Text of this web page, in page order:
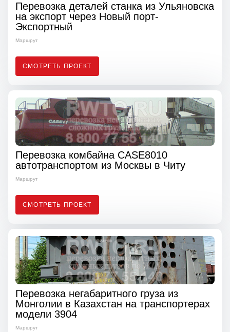
Перевозка деталей станка из Ульяновска
на экспорт через Новый порт-
Экспортный
Маршрут
СМОТРЕТЬ ПРОЕКТ
Перевозка комбайна CASE8010
автотранспортом из Москвы в Читу
Маршрут
СМОТРЕТЬ ПРОЕКТ
Перевозка негабаритного груза из
Монголии в Казахстан на транспортерах
модели 3904
Маршрут